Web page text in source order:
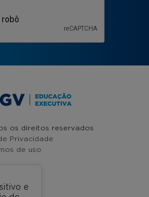
os direitos reservados
Privacidade
de uso
A FGV
e